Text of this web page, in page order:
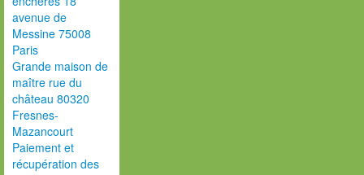
avenue de
Messine 75008
Paris
Grande maison de
maître rue du
château 80320
Fresnes-
Mazancourt
Paiement et
récupération des